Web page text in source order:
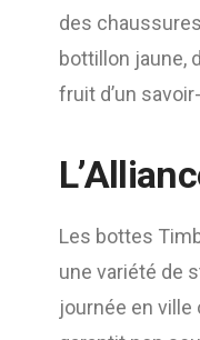
des
bottillon jaune,
fruit d’un
Les bottes
une variété de
journée en ville